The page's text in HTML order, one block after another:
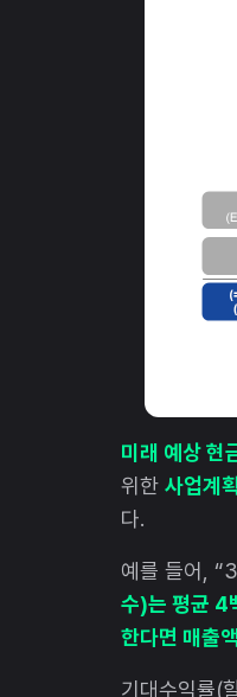
미래 예상 현
위한 사업계
다.
예를 들어,
수)는 평균 4
한다면 매출
기대수익률(